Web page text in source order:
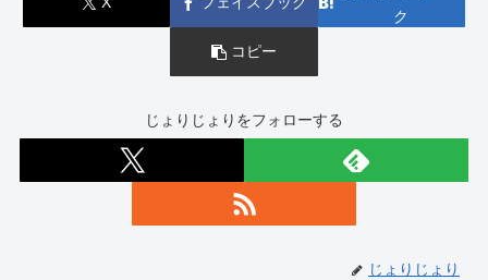
ク
コピー
じょりじょりをフォローする
じょりじょり